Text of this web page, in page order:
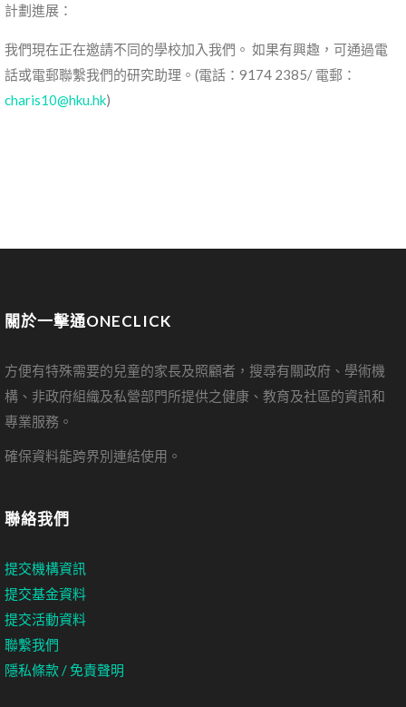
計劃進展：
我們現在正在邀請不同的學校加入我們。 如果有興趣，可通過電
話或電郵聯繫我們的研究助理。(電話：9174 2385/ 電郵：
charis10@hku.hk)
關於一擊通ONECLICK
方便有特殊需要的兒童的家長及照顧者，搜尋有關政府、學術機
構、非政府組織及私營部門所提供之健康、教育及社區的資訊和
專業服務。
確保資料能跨界別連結使用。
聯絡我們
提交機構資訊
提交基金資料
提交活動資料
聯繫我們
隱私條款 / 免責聲明